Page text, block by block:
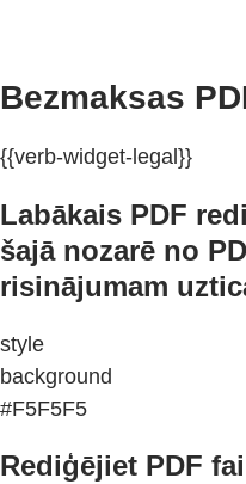
Bezmaksas
{{verb-widget-legal}}
Labākais PDF
šajā nozarē no
risinājumam
style
background
#F5F5F5
Rediģējiet PDF